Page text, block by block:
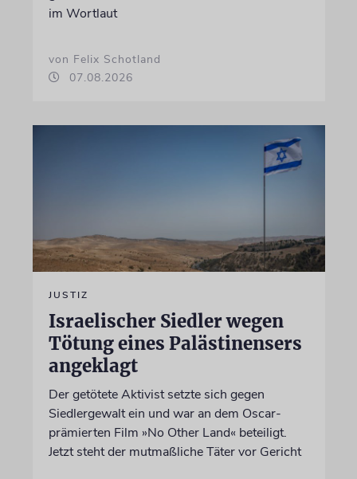
im Wortlaut
von Felix Schotland
07.08.2026
JUSTIZ
Israelischer Siedler wegen
Tötung eines Palästinensers
angeklagt
Der getötete Aktivist setzte sich gegen
Siedlergewalt ein und war an dem Oscar-
prämierten Film »No Other Land« beteiligt.
Jetzt steht der mutmaßliche Täter vor Gericht